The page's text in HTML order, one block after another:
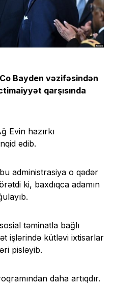
Bayden vəzifəsindən
qarşısında
Evin hazırkı
edib.
administrasiya o qədər
ki, baxdıqca adamın
təminatla bağlı
işlərində kütləvi ixtisarlar
pisləyib.
daha artıqdır.